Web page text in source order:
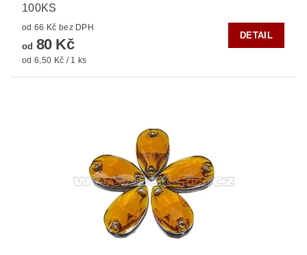
100KS
od 66 Kč bez DPH
od 80 Kč
od 6,50 Kč / 1 ks
DETAIL